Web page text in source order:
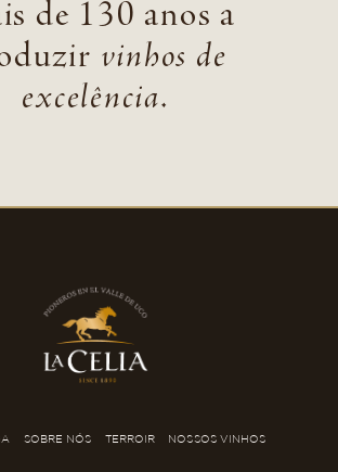
de 130 anos a
vinhos de
excelência.
SOBRE NÓS TERROIR NOSSOS VINHOS